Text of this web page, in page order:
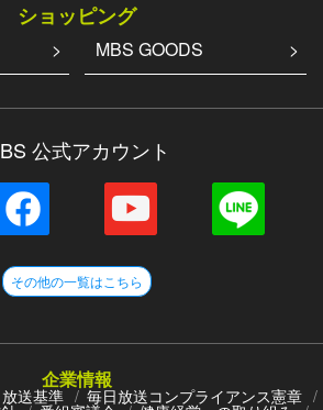
ショッピング
MBS GOODS
公式アカウント
その他の一覧はこちら
企業情報
送基準 毎日放送コンプライアンス憲章